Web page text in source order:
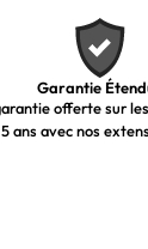
Garantie
offerte sur
5 ans avec nos